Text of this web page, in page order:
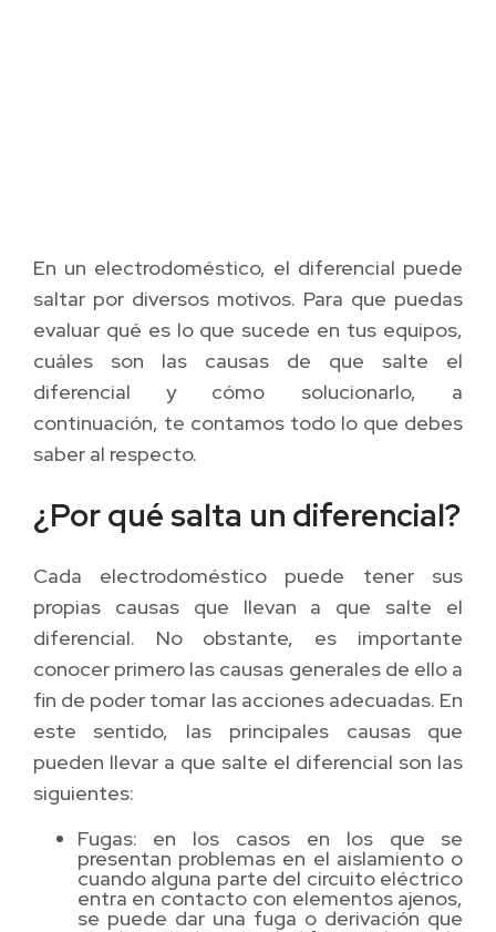
En un electrodoméstico, el diferencial puede
saltar por diversos motivos. Para que puedas
evaluar qué es lo que sucede en tus equipos,
cuáles son las causas de que salte el
diferencial y cómo solucionarlo, a
continuación, te contamos todo lo que debes
saber al respecto.
¿Por qué salta un diferencial?
Cada electrodoméstico puede tener sus
propias causas que llevan a que salte el
diferencial. No obstante, es importante
conocer primero las causas generales de ello a
fin de poder tomar las acciones adecuadas. En
este sentido, las principales causas que
pueden llevar a que salte el diferencial son las
siguientes:
Fugas: en los casos en los que se
presentan problemas en el aislamiento o
cuando alguna parte del circuito eléctrico
entra en contacto con elementos ajenos,
se puede dar una fuga o derivación que